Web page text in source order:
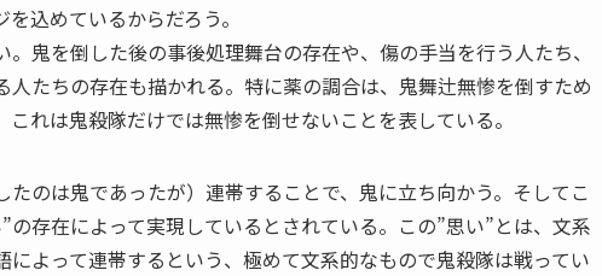
込めているからだろう。
鬼を倒した後の事後処理舞台の存在や、傷の手当を行う人たち、
たちの存在も描かれる。特に薬の調合は、鬼舞辻無惨を倒すため
れは鬼殺隊だけでは無惨を倒せないことを表している。
のは鬼であったが）連帯することで、鬼に立ち向かう。そしてこ
存在によって実現しているとされている。この”思い”とは、文系
よって連帯するという、極めて文系的なもので鬼殺隊は戦ってい